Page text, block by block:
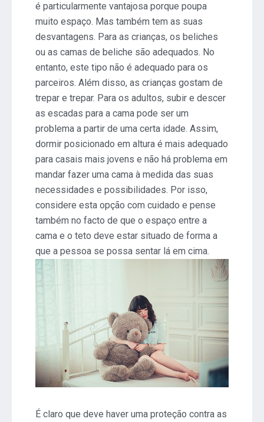
é particularmente vantajosa porque poupa
muito espaço. Mas também tem as suas
desvantagens. Para as crianças, os beliches
ou as camas de beliche são adequados. No
entanto, este tipo não é adequado para os
parceiros. Além disso, as crianças gostam de
trepar e trepar. Para os adultos, subir e descer
as escadas para a cama pode ser um
problema a partir de uma certa idade. Assim,
dormir posicionado em altura é mais adequado
para casais mais jovens e não há problema em
mandar fazer uma cama à medida das suas
necessidades e possibilidades. Por isso,
considere esta opção com cuidado e pense
também no facto de que o espaço entre a
cama e o teto deve estar situado de forma a
que a pessoa se possa sentar lá em cima.
É claro que deve haver uma proteção contra as